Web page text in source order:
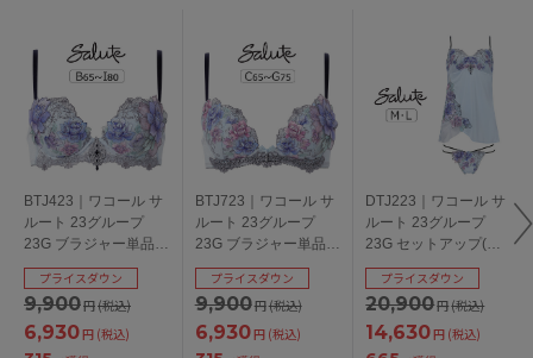
BTJ423｜ワコール サ
ルート 23グループ
23G ブラジャー単品
P-upタイプ
BCDEFGHIカップ ア
ンダー 65/70/75/80cm
9,900円(税込)
プライスダウン
6,930円 (税込)
BTJ723｜ワコール サ
ルート 23グループ
23G ブラジャー単品
フロントエックスプラ
スブラ CDEFGカップ
アンダー 65/70/75cm
9,900円(税込)
プライスダウン
6,930円 (税込)
DTJ223｜ワコール サ
ルート 23グループ
23G セットアップ(キ
ャミ＋Ｔバック) M/L
20,900円(税込)
プライスダウン
14,630円 (税込)